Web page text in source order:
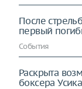
После
первый
События
Раскрыта
боксера Усика